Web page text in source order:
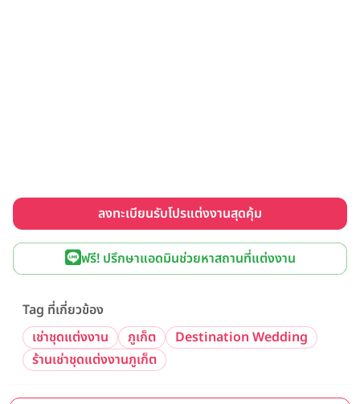
ลงทะเบียนรับโปรแต่งงานสุดคุ้ม
ฟรี! ปรึกษาแอดมินช่วยหาสถานที่แต่งงาน
Tag ที่เกี่ยวข้อง
เช่าชุดแต่งงาน
ภูเก็ต
Destination Wedding
ร้านเช่าชุดแต่งงานภูเก็ต